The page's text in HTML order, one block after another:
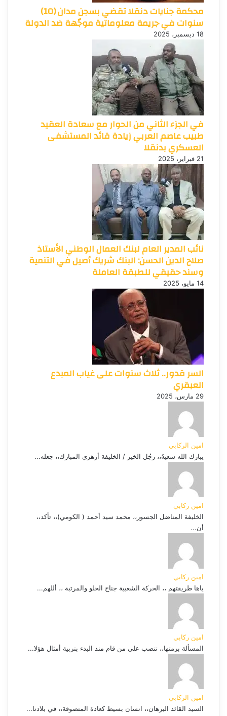
محكمة جنايات دنقلا تقضي بسجن مدان (10)
سنوات في جريمة معلوماتية موجّهة ضد الدولة
18 ديسمبر، 2025
في الجزء الثاني من الحوار مع سعادة العقيد
طبيب عاصم العربي زيادة قائد المستشفى
العسكري بدنقلا
21 فبراير، 2025
نائب المدير العام لبنك العمال الوطني الأستاذ
صلاح الدين الحسن: البنك شريك أصيل في التنمية
وسند حقيقي للطبقة العاملة
14 مايو، 2025
السر قدور.. ثلاث سنوات على غياب المبدع
العبقري
29 مارس، 2025
امين الركابي
يبارك الله سعيهُ،، رجُل الخير / الخليفة أزهري المبارك،، جعله...
امين ركابي
الخليفة المناضل الجسور،، محمد سيد أحمد ( الكومي)،، تأكد،،
أن...
امين ركابي
ياها طريقتهم ،، الحركة الشعبية جناح الحلو والمرتبة ،، أللهم...
امين ركابي
المسألة برمتها،، تنصب علي من قام منذ البدء بتربية أمثال هؤلا...
امين الركابي
السيد القائد البرهان،، انسان بسيط كعادة المتصوفة،، في بلادنا...